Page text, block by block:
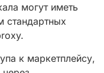
могут иметь
стандартных
к маркетплейсу,